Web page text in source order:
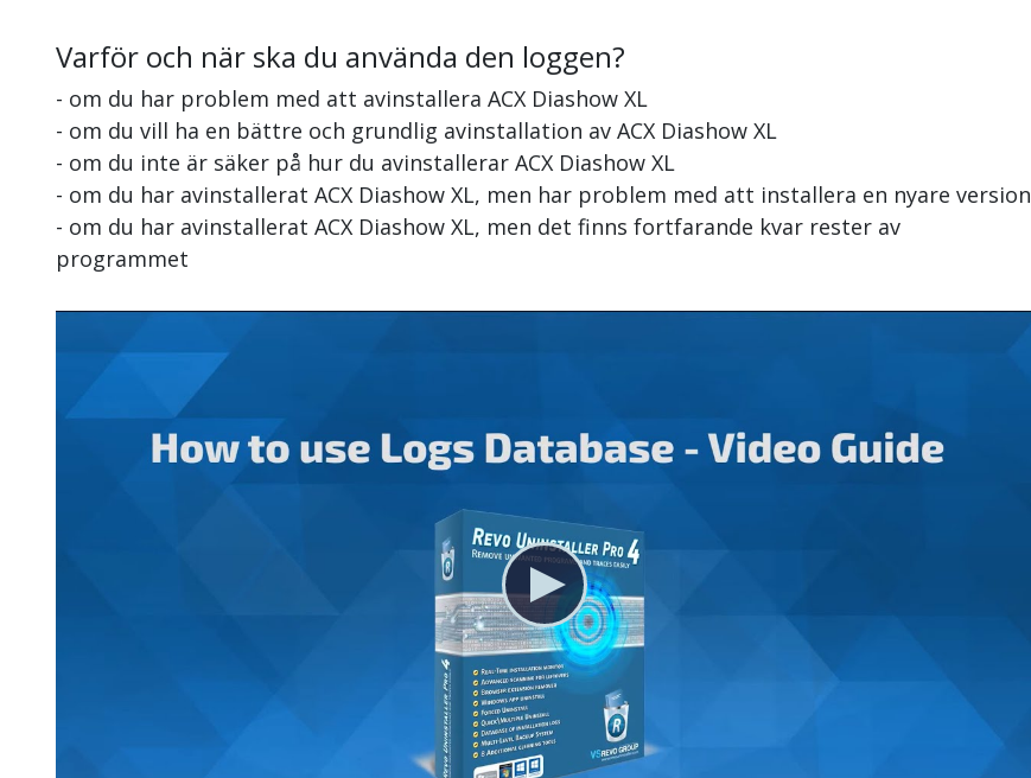
Varför och när ska du använda den loggen?
- om du har problem med att avinstallera ACX Diashow XL
- om du vill ha en bättre och grundlig avinstallation av ACX Diashow XL
- om du inte är säker på hur du avinstallerar ACX Diashow XL
- om du har avinstallerat ACX Diashow XL, men har problem med att installera en nyare version
- om du har avinstallerat ACX Diashow XL, men det finns fortfarande kvar rester av
programmet